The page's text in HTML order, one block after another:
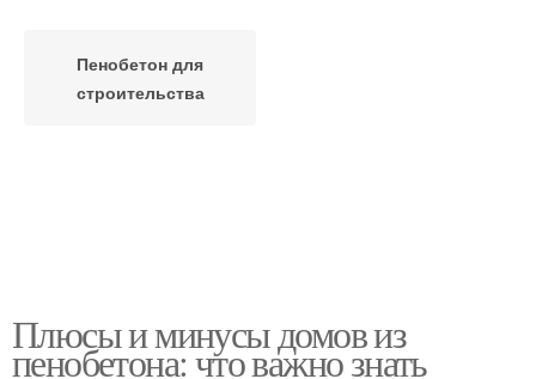
Пенобетон для
строительства
Плюсы и минусы домов из
пенобетона: что важно знать